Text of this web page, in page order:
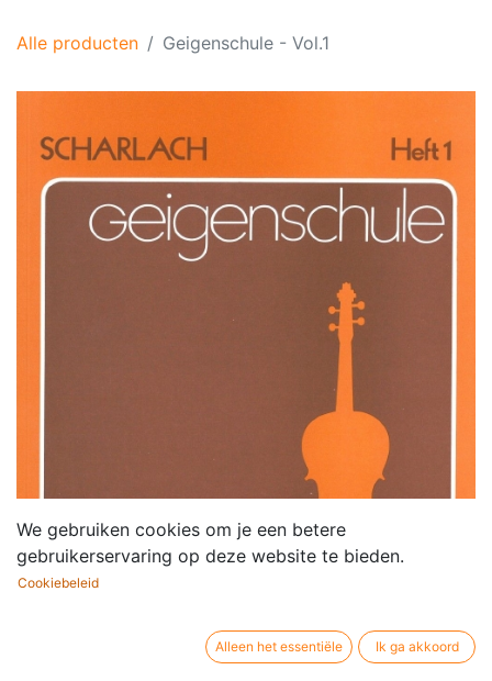
Alle producten Geigenschule - Vol.1
We gebruiken cookies om je een betere
gebruikerservaring op deze website te bieden.
Cookiebeleid
Alleen het essentiële Ik ga akkoord